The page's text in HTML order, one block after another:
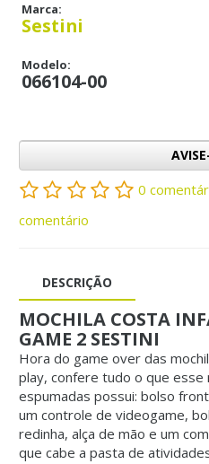
Marca:
Sestini
Modelo:
066104-00
0
comentário
DESCRIÇÃO
MOCHILA COSTA
GAME 2 SESTINI
Hora do game over das
play, confere tudo o que esse
espumadas possui: bolso
um controle de videogame,
redinha, alça de mão e um
que cabe a pasta de